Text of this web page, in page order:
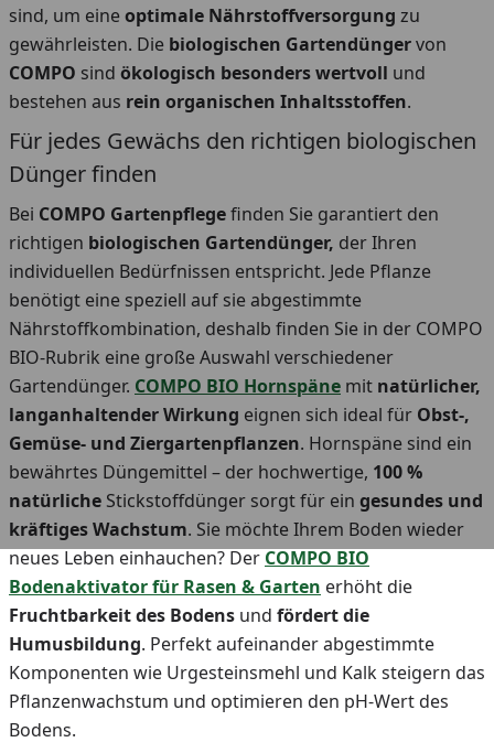
sind, um eineoptimale Nährstoffversorgung zu
gewährleisten. Die biologischen Gartendüngervon
COMPO sind ökologisch besonders wertvoll und
bestehen aus rein organischen Inhaltsstoffen.
Für jedes Gewächs den richtigen biologischen
Dünger finden
Bei COMPO Gartenpflegefinden Sie garantiert den
richtigen biologischen Gartendünger, der Ihren
individuellen Bedürfnissen entspricht. Jede Pflanze
benötigt eine speziell auf sie abgestimmte
Nährstoffkombination, deshalb finden Sie in der COMPO
BIO-Rubrik eine große Auswahl verschiedener
Gartendünger. COMPO BIO Hornspäne mit natürlicher,
langanhaltender Wirkung eignen sich ideal für Obst-,
Gemüse- und Ziergartenpflanzen. Hornspäne sind ein
bewährtes Düngemittel – der hochwertige, 100 %
natürliche Stickstoffdünger sorgt für ein gesundes und
kräftiges Wachstum. Sie möchte Ihrem Boden wieder
neues Leben einhauchen? Der COMPO BIO
Bodenaktivator für Rasen & Garten erhöht die
Fruchtbarkeit des Bodens und fördert die
Humusbildung. Perfekt aufeinander abgestimmte
Komponenten wie Urgesteinsmehl und Kalk steigern das
Pflanzenwachstum und optimieren den pH-Wert des
Bodens.